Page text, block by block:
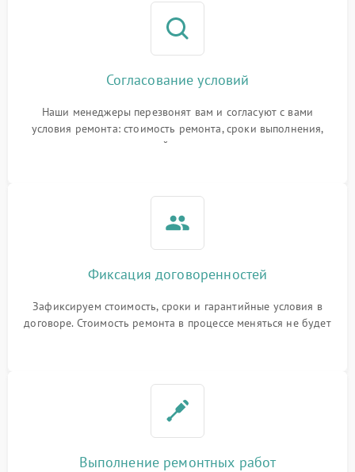
Согласование условий
Наши менеджеры перезвонят вам и согласуют с вами
условия ремонта: стоимость ремонта, сроки выполнения,
гарантийные условия
Фиксация договоренностей
Зафиксируем стоимость, сроки и гарантийные условия в
договоре. Стоимость ремонта в процессе меняться не будет
Выполнение ремонтных работ